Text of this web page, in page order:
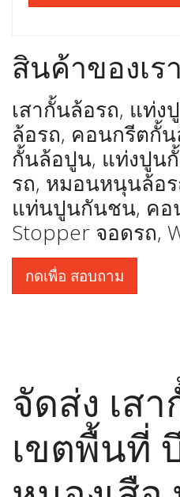
สินค้าของเรา
เสากั้นล้อรถ, แท่
ล้อรถ, คอนกรีตกั้
กั้นล้อปูน, แท่งปูน
รถ, หมอนหนุนล้อ
แท่นปูนกันชน, คอ
Stopper จอดรถ,
กดเพื่อ สอบถาม
จัดส่ง เส
เขตพื้นที่